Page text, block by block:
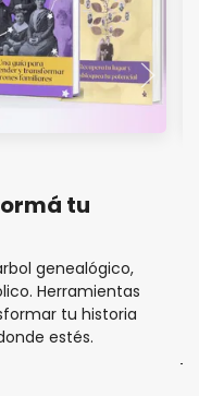
tu
genealógico,
Herramientas
tu historia
estés.